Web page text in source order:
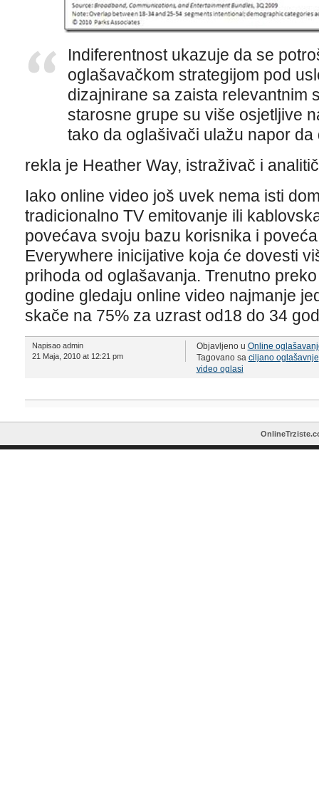
Indiferentnost ukazuje da se
oglašavačkom strategijom pod
dizajnirane sa zaista relevantnim
starosne grupe su više osjetljive
tako da oglašivači ulažu napor da
rekla je Heather Way, istraživač i
Iako online video još uvek nema isti
tradicionalno TV emitovanje ili
povećava svoju bazu korisnika i
Everywhere inicijative koja će dovesti
prihoda od oglašavanja. Trenutno
godine gledaju online video najmanje
skače na 75% za uzrast od18 do 34
Napisao admin
21 Maja, 2010 at 12:21 pm
Objavljeno u Online
Tagovano sa ciljano oglašavnje
video oglasi